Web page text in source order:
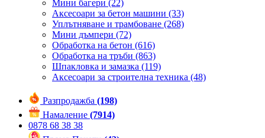
Мини багери (22)
Аксесоари за бетон машини (33)
Уплътняване и трамбоване (268)
Мини дъмпери (72)
Обработка на бетон (616)
Обработка на тръби (863)
Шпакловка и замазка (119)
Аксесоари за строителна техника (48)
Разпродажба (198)
Намаление (7914)
0878 68 38 38